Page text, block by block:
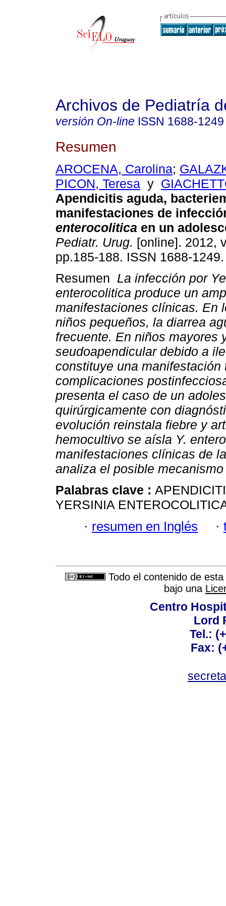
Archivos de Pediatría
versión On-line ISSN 1688-1249
Resumen
AROCENA, Carolina;
PICON, Teresa y
Apendicitis aguda,
manifestaciones de
enterocolitica en un
Pediatr. Urug. [online]. 2012,
pp.185-188. ISSN 1688-1249.
Resumen La infección por
enterocolitica produce un
manifestaciones clínicas. En
niños pequeños, la diarrea
frecuente. En niños mayores
seudoapendicular debido a
constituye una
complicaciones
presenta el caso de un
quirúrgicamente con
evolución reinstala fiebre y
hemocultivo se aísla Y.
manifestaciones clínicas de
analiza el posible
Palabras clave :
YERSINIA
· resumen en Inglés ·
Todo el contenido de
bajo una
Centro
Lord
Tel.:
Fax: